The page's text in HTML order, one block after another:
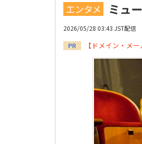
エンタメ ミュ
2026/05/28 03:43 JST配信
PR 【ドメイン・メ